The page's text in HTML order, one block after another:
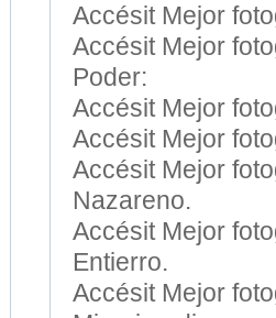
Accésit Mejor
Accésit Mejor
Poder:
Accésit Mejor
Accésit Mejor
Accésit Mejor
Nazareno.
Accésit Mejor
Entierro.
Accésit Mejor